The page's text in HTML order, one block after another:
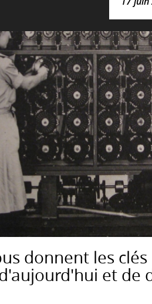
donnent les
et de